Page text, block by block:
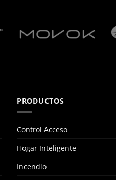
PRODUCTOS
Control Acceso
Hogar Inteligente
Incendio